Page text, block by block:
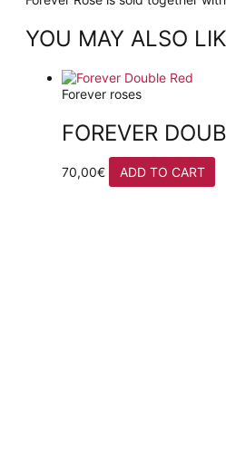
YOU MAY ALSO
Forever roses
FOREVER
70,00€ ADD TO CART